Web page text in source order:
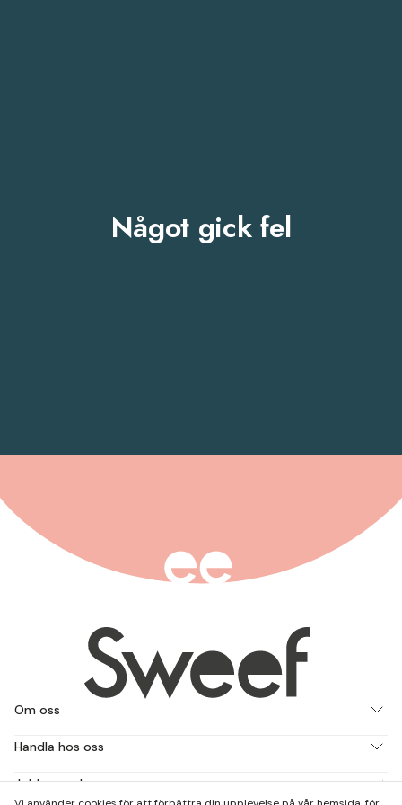
Något gick fel
Om oss
Handla hos oss
Jobba med oss